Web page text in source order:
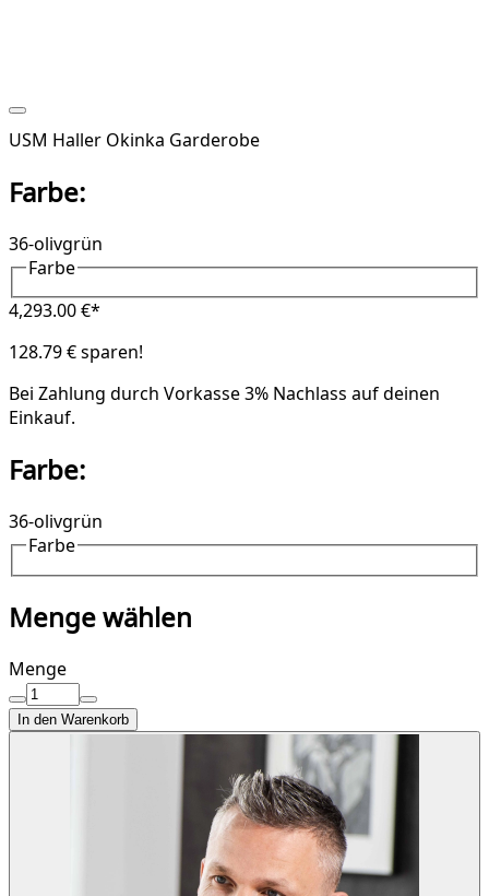
USM Haller Okinka Garderobe
Farbe:
36-olivgrün
Farbe
4,293.00 €*
128.79 € sparen!
Bei Zahlung durch Vorkasse3% Nachlass auf deinen
Einkauf.
Farbe:
36-olivgrün
Farbe
Menge wählen
Menge
In den Warenkorb